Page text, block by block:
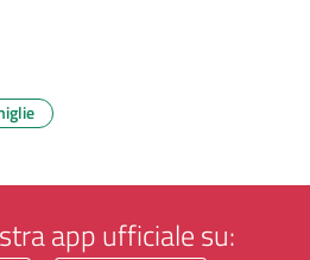
app ufficiale su: